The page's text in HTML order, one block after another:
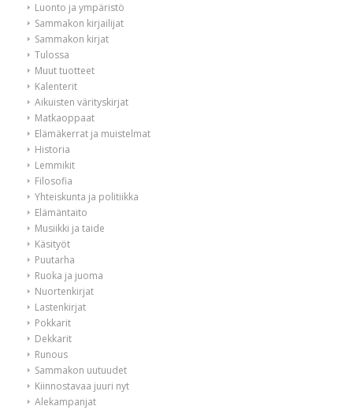
Luonto ja ympäristö
Sammakon kirjailijat
Sammakon kirjat
Tulossa
Muut tuotteet
Kalenterit
Aikuisten värityskirjat
Matkaoppaat
Elämäkerrat ja muistelmat
Historia
Lemmikit
Filosofia
Yhteiskunta ja politiikka
Elämäntaito
Musiikki ja taide
Käsityöt
Puutarha
Ruoka ja juoma
Nuortenkirjat
Lastenkirjat
Pokkarit
Dekkarit
Runous
Sammakon uutuudet
Kiinnostavaa juuri nyt
Alekampanjat